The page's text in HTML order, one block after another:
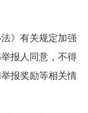
》有关规定加强
报人同意，不得
报奖励等相关情